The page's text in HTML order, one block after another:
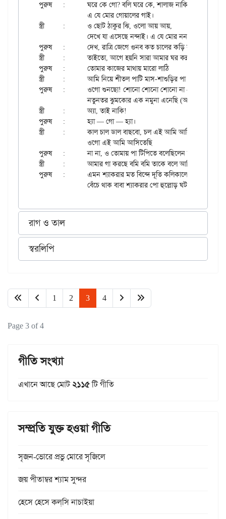
পুরুষ	:	ঘরে কে গো? বলি ঘরে কে, শালাজ নাকি?
স্ত্রী	:	ও ছোট ঠাকুর ঝি, ওলো আয় আয়,
পুরুষ	:	দেখ, রাত্রি জেগে গুনব কত চালের কড়ি কাঠ
স্ত্রী	:	তাইতো, আগে হয়নি সারা আমার ঘর কন্নার পাট।
পুরুষ	:	তোমার কাজের মাথায় মারো লাঠি
স্ত্রী	:	আমি নিয়ে শীতল পাটি মাস-শাশুড়ির পা টিপিতে যাই।
পুরুষ	:	ওগো শুনছো! শোনো শোনো শোনো না — সত্যি সত্যি চললে,
		নতুনতর ঝুমকোর এক নমুনা এনেছি (আমি)।
স্ত্রী	:	অ্যা, তাই নাকি!
পুরুষ	:	হ্যা — গো — হ্যা।
স্ত্রী	:	কাল চাল ডাল বাছবো, চল এই আমি আসিতেছি
পুরুষ	:	না না, ও তোমায় পা টিপিতে বলেছিলেন কি ভাবিবেন মাসি
স্ত্রী	:	আমার গা করছে বমি বমি তাকে বলে আসি।
পুরুষ	:	এমন শ্যাকরার মত বিন্দে দূতি কলিকালের বৃন্দাবনে নাই॥
রাগ ও তাল
স্বরলিপি
1 2 3 4
Page 3 of 4
গীতি সংখ্যা
এখানে আছে মোট২১১৫টি গীতি
সম্প্রতি যুক্ত হওয়া গীতি
সৃজন-ভোরে প্রভু মোরে সৃজিলে
জয় পীতাম্বর শ্যাম সুন্দর
হেসে হেসে কল্‌সি নাচাইয়া